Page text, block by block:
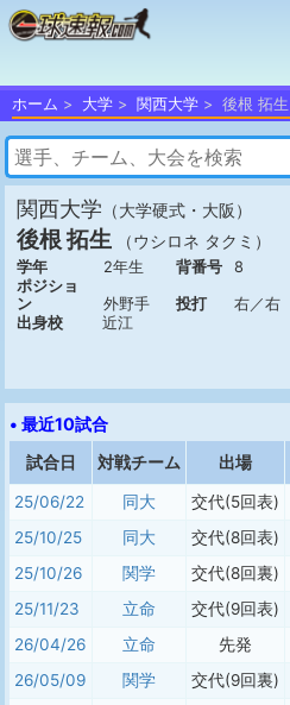
ホーム 大学 関西大学 後根 拓生
関西大学 （大学硬式・大阪）
後根 拓生 （ウシロネ タクミ）
学年 2年生 背番号
8
ポジショ
ン
外野手 投打
右／右
出身校
近江
• 最近10試合
試合日 対戦チーム 出場
25/06/22 同大 交代(5回表)
25/10/25
同大 交代(8回表)
25/10/26
関学 交代(8回裏)
25/11/23
立命 交代(9回表)
26/04/26
立命 先発
26/05/09
関学 交代(9回裏)